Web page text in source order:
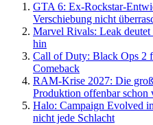
GTA 6: Ex-Rockstar-
Verschiebung nicht
Marvel Rivals: Leak
hin
Call of Duty: Black Ops 2
Comeback
RAM-Krise 2027: Die
Produktion offenbar schon
Halo: Campaign Evolved
nicht jede Schlacht